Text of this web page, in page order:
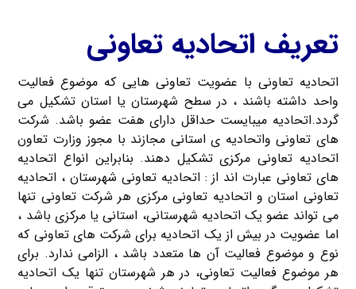
تعریف اتحادیه تعاونی
اتحادیه تعاونی با عضویت تعاونی هایی که موضوع فعالیت
واحد داشته باشند ، در سطح شهرستان یا استان تشکیل می
گردد.اتحادیه میبایست حداقل دارای هفت عضو باشد. شرکت
های تعاونی واتحادیه ی استانی مجازند با مجوز وزارت تعاون
اتحادیه تعاونی مرکزی تشکیل دهند. بنابراین انواع اتحادیه
های تعاونی عبارت اند از : اتحادیه تعاونی شهرستان ، اتحادیه
تعاونی استان و اتحادیه تعاونی مرکزی هر شرکت تعاونی تنها
می تواند عضو یک اتحادیه شهرستانی، استانی یا مرکزی باشد ،
اما عضویت در بیش از یک اتحادیه برای شرکت های تعاونی که
نوع و موضوع فعالیت آن ها متعدد باشد ، الزامی ندارد. برای
هر موضوع فعالیت تعاونی، در هر شهرستان تنها یک اتحادیه